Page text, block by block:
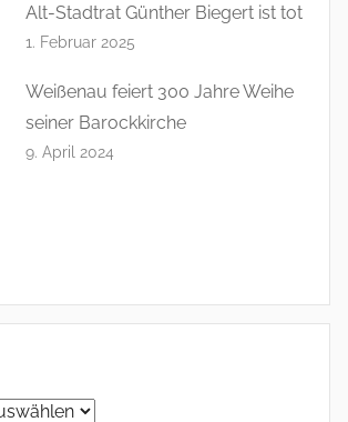
Alt-Stadtrat Günther Biegert ist tot
1. Februar 2025
Weißenau feiert 300 Jahre Weihe
seiner Barockkirche
9. April 2024